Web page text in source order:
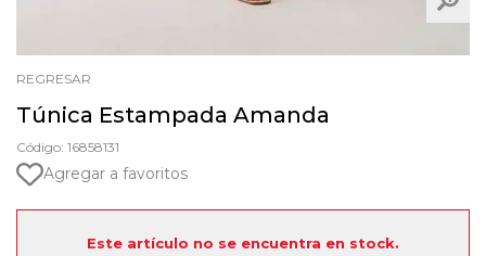
REGRESAR
Túnica Estampada Amanda
Código: 16858131
Agregar a favoritos
Este artículo no se encuentra en stock.